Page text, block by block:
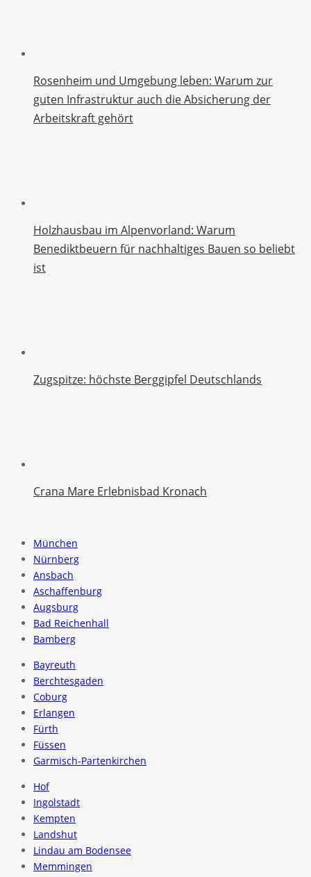
Rosenheim und Umgebung leben: Warum zur
guten Infrastruktur auch die Absicherung der
Arbeitskraft gehört
Holzhausbau im Alpenvorland: Warum
Benediktbeuern für nachhaltiges Bauen so beliebt
ist
Zugspitze: höchste Berggipfel Deutschlands
Crana Mare Erlebnisbad Kronach
München
Nürnberg
Ansbach
Aschaffenburg
Augsburg
Bad Reichenhall
Bamberg
Bayreuth
Berchtesgaden
Coburg
Erlangen
Fürth
Füssen
Garmisch-Partenkirchen
Hof
Ingolstadt
Kempten
Landshut
Lindau am Bodensee
Memmingen